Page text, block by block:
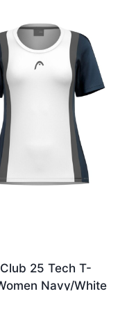
25 Tech T-
Navy/White